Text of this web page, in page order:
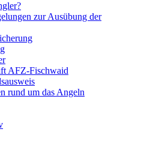
zur Ausübung der
AFZ-Fischwaid
rund um das Angeln